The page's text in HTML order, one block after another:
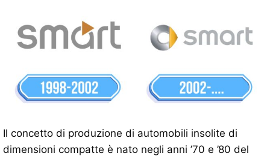
Il concetto di produzione di automobili insolite di
dimensioni compatte è nato negli anni ’70 e ’80 del